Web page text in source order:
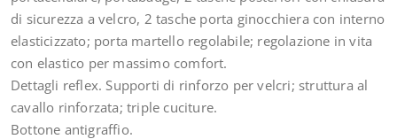
di sicurezza a velcro, 2 tasche porta ginocchiera con interno
elasticizzato; porta martello regolabile; regolazione in vita
con elastico per massimo comfort.
Dettagli reflex. Supporti di rinforzo per velcri; struttura al
cavallo rinforzata; triple cuciture.
Bottone antigraffio.